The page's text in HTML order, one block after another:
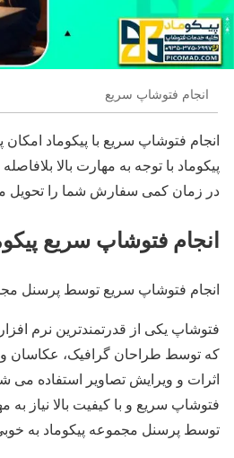
انجام فتوشاپ سریع
انجام فتوشاپ سریع با پیکوماد
پیکوماد با توجه به مهارت بالا
در زمان کمی سفارش شما را تحویل
انجام فتوشاپ سریع
انجام فتوشاپ سریع توسط پرسنل
فتوشاپ یکی از قدرتمندترین نرم
که توسط طراحان گرافیک، عکاسان و
اثرات و ویرایش تصاویر استفاده می
فتوشاپ سریع و با کیفیت بالا نیاز
توسط پرسنل مجموعه پیکوماد به